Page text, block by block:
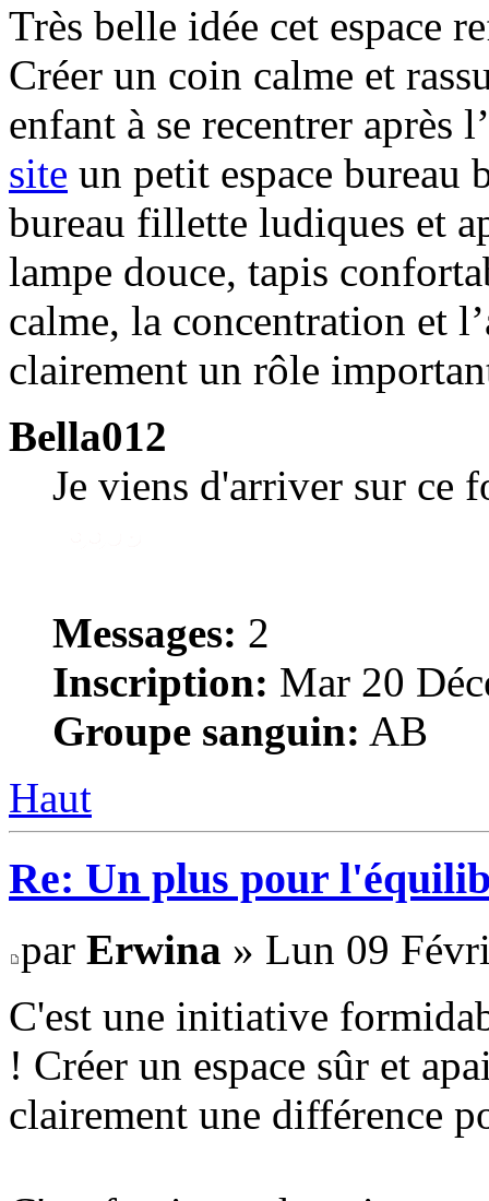
Très belle idée cet espace
Créer un coin calme et
enfant à se recentrer après
site un petit espace bureau
bureau fillette ludiques et
lampe douce, tapis
calme, la concentration et
clairement un rôle
Bella012
Je viens d'arriver sur ce
Messages: 2
Inscription: Mar 20
Groupe sanguin: AB
Haut
Re: Un plus pour
par Erwina » Lun 09
C'est une initiative
! Créer un espace sûr et
clairement une différence